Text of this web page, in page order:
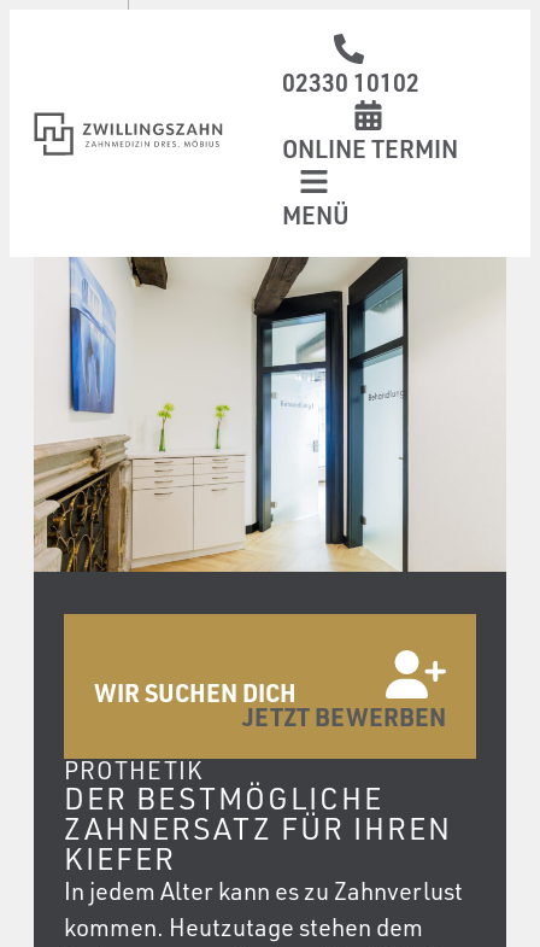
02330 10102
ONLINE TERMIN
MENÜ
WIR SUCHEN DICH
JETZT BEWERBEN
PROTHETIK
DER BESTMÖGLICHE
ZAHNERSATZ FÜR IHREN
KIEFER
In jedem Alter kann es zu Zahnverlust
kommen. Heutzutage stehen dem